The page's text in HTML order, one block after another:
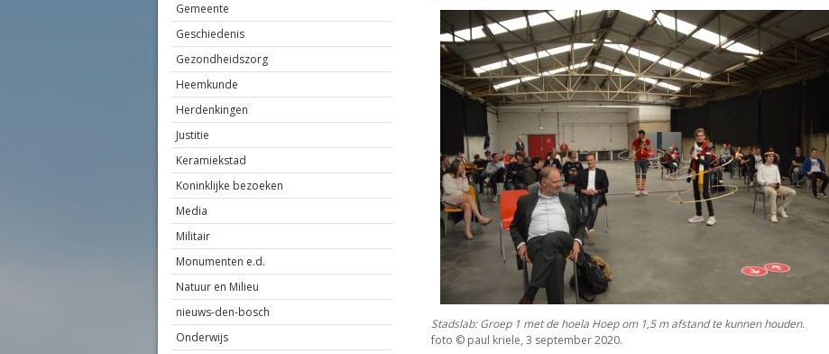
Gemeente
Geschiedenis
Gezondheidszorg
Heemkunde
Herdenkingen
Justitie
Keramiekstad
Koninklijke bezoeken
Media
Militair
Monumenten e.d.
Natuur en Milieu
nieuws-den-bosch
Onderwijs
Stadslab: Groep 1 met de hoela Hoep om 1,5 m afstand te kunnen houden.
foto © paul kriele, 3 september 2020.